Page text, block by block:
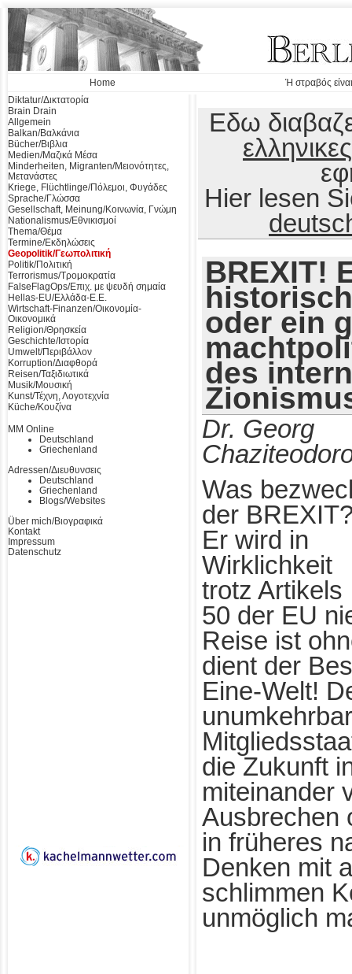
Home
Ή στραβός
Diktatur/Δικτατορία
Brain Drain
Allgemein
Balkan/Βαλκάνια
Bücher/Βιβλια
Medien/Μαζικά Μέσα
Minderheiten, Migranten/Μειονότητες,
Μετανάστες
Kriege, Flüchtlinge/Πόλεμοι, Φυγάδες
Sprache/Γλώσσα
Gesellschaft, Meinung/Κοινωνία, Γνώμη
Nationalismus/Εθνικισμοί
Thema/Θέμα
Termine/Εκδηλώσεις
Geopolitik/Γεωπολιτική
Politik/Πολιτική
Terrorismus/Τρομοκρατία
FalseFlagOps/Επιχ. με ψευδή σημαία
Hellas-EU/Ελλάδα-Ε.Ε.
Wirtschaft-Finanzen/Οικονομία-
Οικονομικά
Religion/Θρησκεία
Geschichte/Ιστορία
Umwelt/Περιβάλλον
Korruption/Διαφθορά
Reisen/Ταξιδιωτικά
Musik/Μουσική
Kunst/Τέχνη, Λογοτεχνία
Küche/Κουζίνα
MM Online
Deutschland
Griechenland
Adressen/Διευθυνσεις
Deutschland
Griechenland
Blogs/Websites
Über mich/Βιογραφικά
Kontakt
Impressum
Datenschutz
Εδω
ελληνικες
Hier lesen
BREXIT!
oder ein
des
Dr. Georg
Was
der
Er wird in
Wirklichkeit
trotz Artikels
50 der EU
Reise ist
dient der
Eine-Welt!
die Zukunft
miteinander
Ausbrechen
in früheres
Denken mit
schlimmen
unmöglich